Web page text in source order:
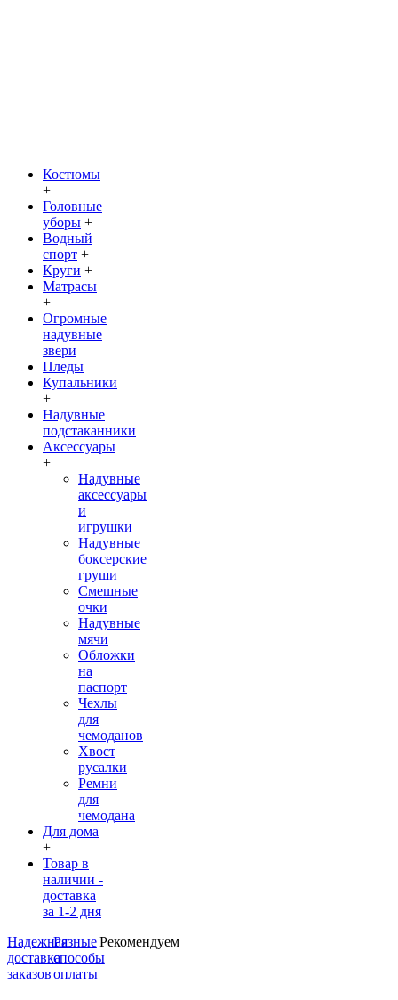
Костюмы
+
Головные
уборы +
Водный
спорт +
Круги +
Матрасы
+
Огромные
надувные
звери
Пледы
Купальники
+
Надувные
подстаканники
Аксессуары
+
Надувные
аксессуары
и
игрушки
Надувные
боксерские
груши
Cмешные
очки
Надувные
мячи
Обложки
на
паспорт
Чехлы
для
чемоданов
Хвост
русалки
Ремни
для
чемодана
Для дома
+
Товар в
наличии -
доставка
за 1-2 дня
Надежная
доставка
заказов
Разные
способы
оплаты
Рекомендуем